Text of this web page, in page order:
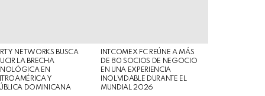
NETWORKS BUSCA
LA BRECHA
EN
Y
DOMINICANA
INTCOMEX FC REÚNE A MÁS
DE 80 SOCIOS DE NEGOCIO
EN UNA EXPERIENCIA
INOLVIDABLE DURANTE EL
MUNDIAL 2026